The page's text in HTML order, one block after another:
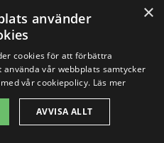
på företag som
i ditt område.
hitta de bästa
fönster i
att du får en rättvis
×
använder
cookies för att förbättra
vår webbplats samtycker
vår cookiepolicy. Läs mer
AVVISA ALLT